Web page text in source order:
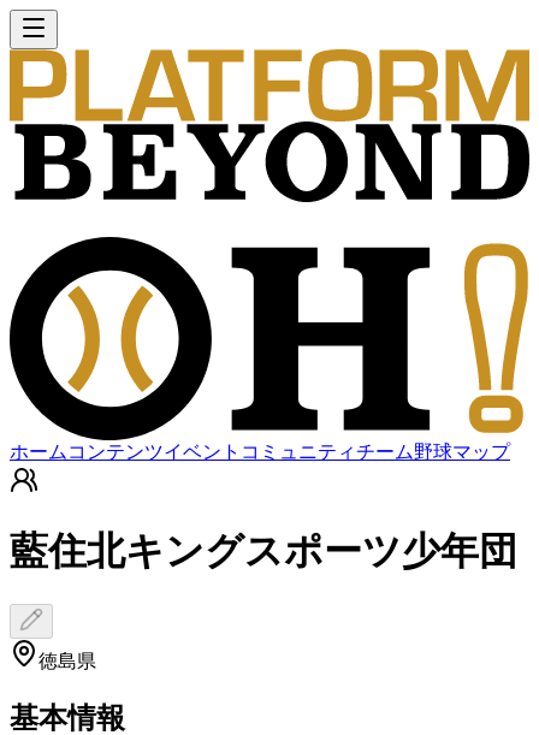
ホーム コンテンツイベント コミュニティチーム野球マップ
藍住北キングスポーツ少年団
徳島県
基本情報